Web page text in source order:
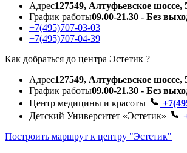
Адрес127549, Алтуфьевское шоссе,
График работы09.00-21.30 - Без
+7(495)707-03-03
+7(495)707-04-39
Как добраться до центра Эстетик ?
Адрес127549, Алтуфьевское шоссе,
График работы09.00-21.30 - Без
Центр медицины и красоты
Детский Университет «Эстетик»
Построить маршрут к центру "Эстетик"